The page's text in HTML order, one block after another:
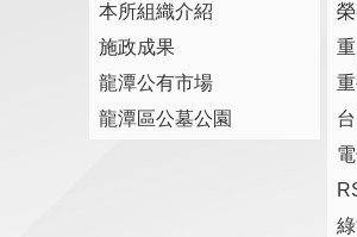
本所組織介紹
施政成果
龍潭公有市場
龍潭區公墓公園